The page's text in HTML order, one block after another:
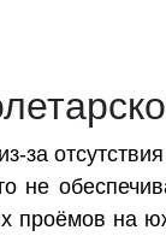
за
не
проёмов на